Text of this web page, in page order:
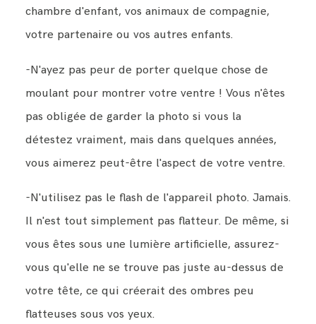
chambre d'enfant, vos animaux de compagnie,
votre partenaire ou vos autres enfants.
-N'ayez pas peur de porter quelque chose de
moulant pour montrer votre ventre ! Vous n'êtes
pas obligée de garder la photo si vous la
détestez vraiment, mais dans quelques années,
vous aimerez peut-être l'aspect de votre ventre.
-N'utilisez pas le flash de l'appareil photo. Jamais.
Il n'est tout simplement pas flatteur. De même, si
vous êtes sous une lumière artificielle, assurez-
vous qu'elle ne se trouve pas juste au-dessus de
votre tête, ce qui créerait des ombres peu
flatteuses sous vos yeux.